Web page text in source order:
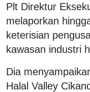
Plt Direktur
melaporkan
keterisian
kawasan industri
Dia
Halal Valley